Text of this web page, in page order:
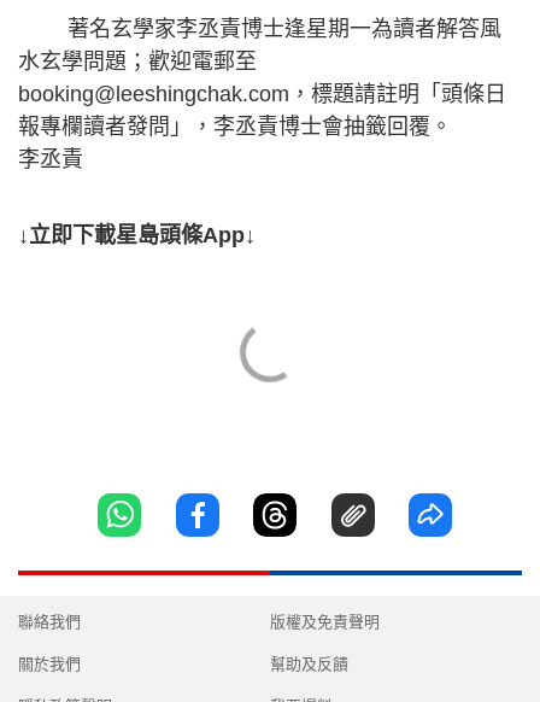
著名玄學家李丞責博士逢星期一為讀者解答風
水玄學問題；歡迎電郵至
booking@leeshingchak.com，標題請註明「頭條日
報專欄讀者發問」，李丞責博士會抽籤回覆。
李丞責
↓立即下載星島頭條App↓
聯絡我們
關於我們
版權及免責聲明
幫助及反饋